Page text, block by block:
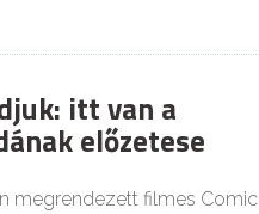
itt van a
előzetese
megrendezett filmes Comic